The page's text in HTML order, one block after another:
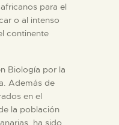
para el
o al intenso
continente
Biología por la
Además de
en el
la población
ha sido